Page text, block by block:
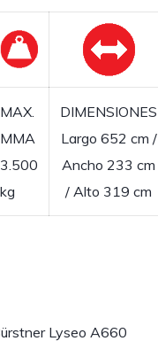
MAX.
MMA
3.500
kg
DIMENSIONES
Largo 652 cm /
Ancho 233 cm
/ Alto 319 cm
Lyseo A660